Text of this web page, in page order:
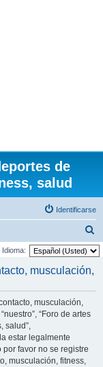
de
salud
Identificarse
u
Idioma:
musculación,
musculación,
“Foro de artes
salud”,
estar legalmente
favor no se registre
musculación, fitness,